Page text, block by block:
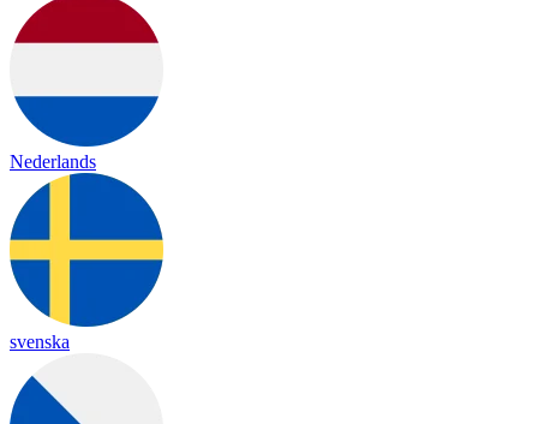
Nederlands
svenska